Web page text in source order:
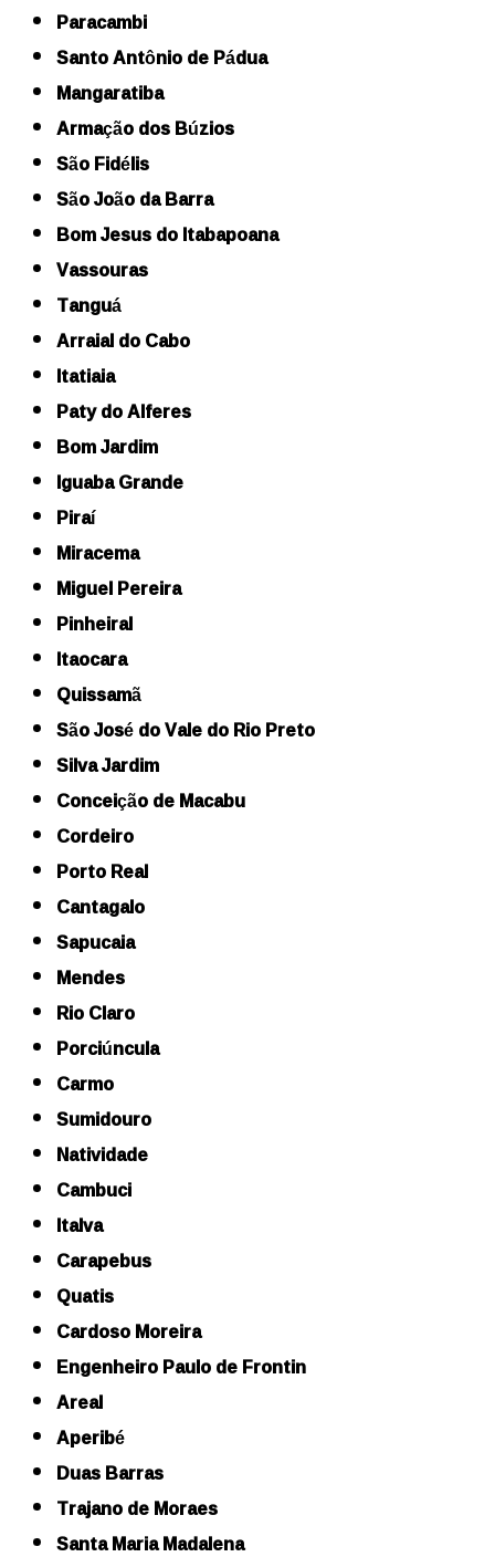
Paracambi
Santo Antônio de Pádua
Mangaratiba
Armação dos Búzios
São Fidélis
São João da Barra
Bom Jesus do Itabapoana
Vassouras
Tanguá
Arraial do Cabo
Itatiaia
Paty do Alferes
Bom Jardim
Iguaba Grande
Piraí
Miracema
Miguel Pereira
Pinheiral
Itaocara
Quissamã
São José do Vale do Rio Preto
Silva Jardim
Conceição de Macabu
Cordeiro
Porto Real
Cantagalo
Sapucaia
Mendes
Rio Claro
Porciúncula
Carmo
Sumidouro
Natividade
Cambuci
Italva
Carapebus
Quatis
Cardoso Moreira
Engenheiro Paulo de Frontin
Areal
Aperibé
Duas Barras
Trajano de Moraes
Santa Maria Madalena